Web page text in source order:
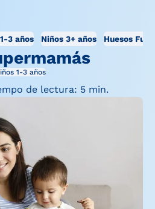
3 años Niños 3+ años Huesos
1-3 años
de lectura: 5 min.